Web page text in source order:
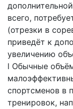
всего,
(отрезки в
приведёт к
увеличению
l Обычные
спортсменов в
тренировок,